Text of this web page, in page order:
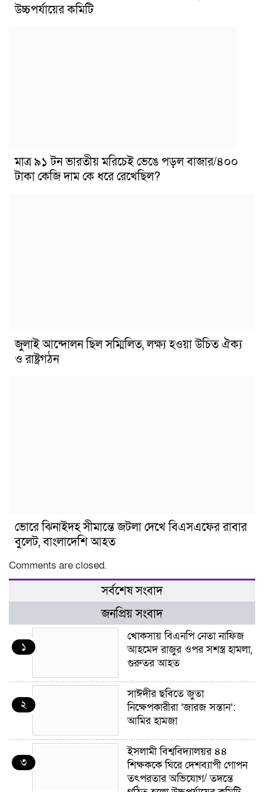
উচ্চপর্যায়ের কমিটি
মাত্র ৯১ টন ভারতীয় মরিচেই ভেঙে পড়ল বাজার/৪০০
টাকা কেজি দাম কে ধরে রেখেছিল?
জুলাই আন্দোলন ছিল সম্মিলিত, লক্ষ্য হওয়া উচিত ঐক্য
ও রাষ্ট্রগঠন
ভোরে ঝিনাইদহ সীমান্তে জটলা দেখে বিএসএফের রাবার
বুলেট, বাংলাদেশি আহত
Comments are closed.
সর্বশেষ সংবাদ
জনপ্রিয় সংবাদ
১
খোকসায় বিএনপি নেতা নাফিজ
আহমেদ রাজুর ওপর সশস্ত্র হামলা,
গুরুতর আহত
২
সাঈদীর ছবিতে জুতা
নিক্ষেপকারীরা ‘জারজ সন্তান’:
আমির হামজা
৩
ইসলামী বিশ্ববিদ্যালয়র ৪৪
শিক্ষককে ঘিরে দেশব্যাপী গোপন
তৎপরতার অভিযোগ/ তদন্তে